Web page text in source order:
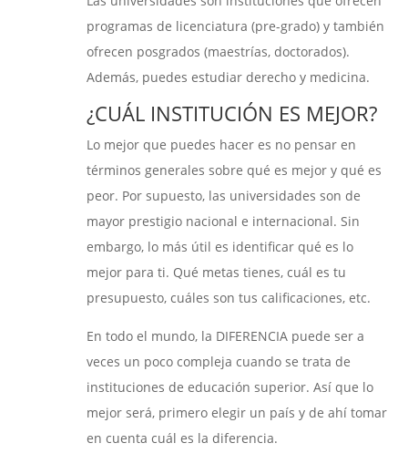
programas de licenciatura (pre-grado) y también
ofrecen posgrados (maestrías, doctorados).
Además, puedes estudiar derecho y medicina.
¿CUÁL INSTITUCIÓN ES MEJOR?
Lo mejor que puedes hacer es no pensar en
términos generales sobre qué es mejor y qué es
peor. Por supuesto, las universidades son de
mayor prestigio nacional e internacional. Sin
embargo, lo más útil es identificar qué es lo
mejor para ti. Qué metas tienes, cuál es tu
presupuesto, cuáles son tus calificaciones, etc.
En todo el mundo, la DIFERENCIA puede ser a
veces un poco compleja cuando se trata de
instituciones de educación superior. Así que lo
mejor será, primero elegir un país y de ahí tomar
en cuenta cuál es la diferencia.